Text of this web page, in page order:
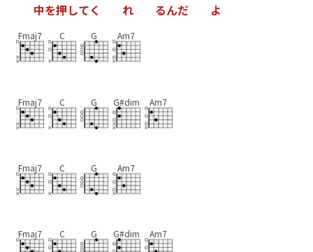
中を押してく れ るんだ よ
Fmaj7 C G Am7
Fmaj7 C G G#dim Am7
Fmaj7 C G Am7
Fmaj7 C G G#dim Am7